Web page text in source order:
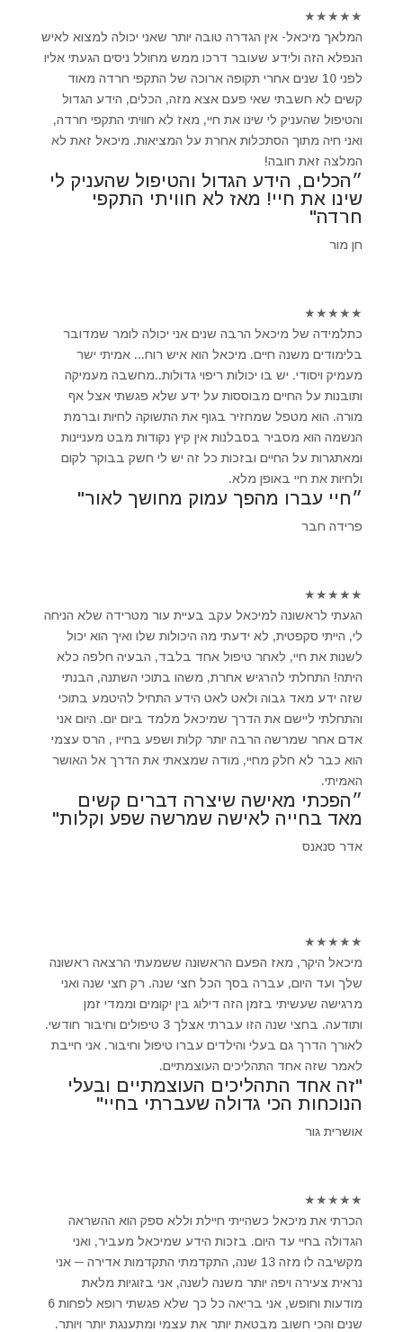
★
★
★
★
★
המלאך מיכאל- אין הגדרה טובה יותר שאני יכולה למצוא לאיש
הנפלא הזה ולידע שעובר דרכו ממש מחולל ניסים הגעתי אליו
לפני 10 שנים אחרי תקופה ארוכה של התקפי חרדה מאוד
קשים לא חשבתי שאי פעם אצא מזה, הכלים, הידע הגדול
והטיפול שהעניק לי שינו את חיי, מאז לא חוויתי התקפי חרדה,
ואני חיה מתוך הסתכלות אחרת על המציאות. מיכאל זאת לא
המלצה זאת חובה!
״הכלים, הידע הגדול והטיפול שהעניק לי
שינו את חיי! מאז לא חוויתי התקפי
חרדה"
חן מור
★
★
★
★
★
כתלמידה של מיכאל הרבה שנים אני יכולה לומר שמדובר
בלימודים משנה חיים. מיכאל הוא איש רוח... אמיתי ישר
מעמיק ויסודי. יש בו יכולות ריפוי גדולות..מחשבה מעמיקה
ותובנות על החיים מבוססות על ידע שלא פגשתי אצל אף
מורה. הוא מטפל שמחזיר בגוף את התשוקה לחיות וברמת
הנשמה הוא מסביר בסבלנות אין קיץ נקודות מבט מעניינות
ומאתגרות על החיים ובזכות כל זה יש לי חשק בבוקר לקום
ולחיות את חיי באופן מלא.
״חיי עברו מהפך עמוק מחושך לאור"
פרידה חבר
★
★
★
★
★
הגעתי לראשונה למיכאל עקב בעיית עור מטרידה שלא הניחה
לי, הייתי סקפטית, לא ידעתי מה היכולות שלו ואיך הוא יכול
לשנות את חיי, לאחר טיפול אחד בלבד, הבעיה חלפה כלא
היתה! התחלתי להרגיש אחרת, משהו בתוכי השתנה, הבנתי
שזה ידע מאד גבוה ולאט לאט הידע התחיל להיטמע בתוכי
והתחלתי ליישם את הדרך שמיכאל מלמד ביום יום. היום אני
אדם אחר שמרשה הרבה יותר קלות ושפע בחייו , הרס עצמי
הוא כבר לא חלק מחיי, מודה שמצאתי את הדרך אל האושר
האמיתי.
״הפכתי מאישה שיצרה דברים קשים
מאד בחייה לאישה שמרשה שפע וקלות"
אדר סנאנס
★
★
★
★
★
מיכאל היקר, מאז הפעם הראשונה ששמעתי הרצאה ראשונה
שלך ועד היום, עברה בסך הכל חצי שנה. רק חצי שנה ואני
מרגישה שעשיתי בזמן הזה דילוג בין יקומים וממדי זמן
ותודעה. בחצי שנה הזו עברתי אצלך 3 טיפולים וחיבור חודשי.
לאורך הדרך גם בעלי והילדים עברו טיפול וחיבור. אני חייבת
לאמר שזה אחד התהליכים העוצמתיים.
"זה אחד התהליכים העוצמתיים ובעלי
הנוכחות הכי גדולה שעברתי בחיי"
אושרית גור
★
★
★
★
★
הכרתי את מיכאל כשהייתי חיילת וללא ספק הוא ההשראה
הגדולה בחיי עד היום. בזכות הידע שמיכאל מעביר, ואני
מקשיבה לו מזה 13 שנה, התקדמתי התקדמות אדירה ─ אני
נראית צעירה ויפה יותר משנה לשנה, אני בזוגיות מלאת
מודעות וחופש, אני בריאה כל כך שלא פגשתי רופא לפחות 6
שנים והכי חשוב מבטאת יותר את עצמי ומתענגת יותר ויותר.